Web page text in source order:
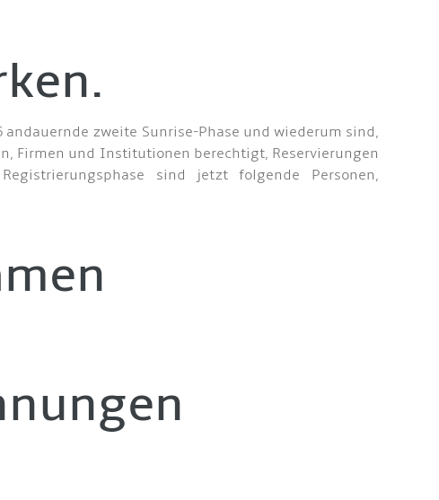
zweite Sunrise-Phase und wiederum sind,
Firmen und Institutionen berechtigt, Reservierungen
sind jetzt folgende Personen,